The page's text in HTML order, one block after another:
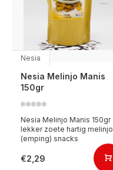
Nesia
Nesia Melinjo Manis
150gr
Nesia Melinjo Manis 150gr
lekker zoete hartig melinjo
(emping) snacks
€2,29